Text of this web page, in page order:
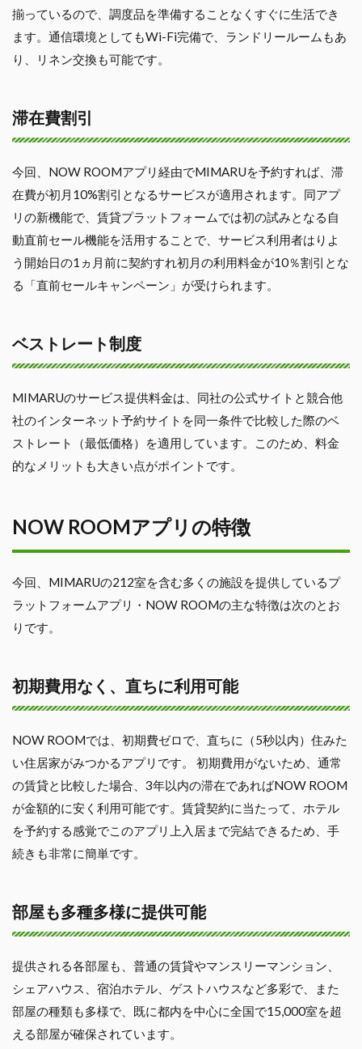
揃っているので、調度品を準備することなくすぐに生活でき
ます。通信環境としてもWi-Fi完備で、ランドリールームもあ
り、リネン交換も可能です。
滞在費割引
今回、NOW ROOMアプリ経由でMIMARUを予約すれば、滞
在費が初月10%割引となるサービスが適用されます。同アプ
リの新機能で、賃貸プラットフォームでは初の試みとなる自
動直前セール機能を活用することで、サービス利用者はりよ
う開始日の1ヵ月前に契約すれ初月の利用料金が10％割引とな
る「直前セールキャンペーン」が受けられます。
ベストレート制度
MIMARUのサービス提供料金は、同社の公式サイトと競合他
社のインターネット予約サイトを同一条件で比較した際のベ
ストレート（最低価格）を適用しています。このため、料金
的なメリットも大きい点がポイントです。
NOW ROOMアプリの特徴
今回、MIMARUの212室を含む多くの施設を提供しているプ
ラットフォームアプリ・NOW ROOMの主な特徴は次のとお
りです。
初期費用なく、直ちに利用可能
NOW ROOMでは、初期費ゼロで、直ちに（5秒以内）住みた
い住居家がみつかるアプリです。 初期費用がないため、通常
の賃貸と比較した場合、3年以内の滞在であればNOW ROOM
が金額的に安く利用可能です。賃貸契約に当たって、ホテル
を予約する感覚でこのアプリ上入居まで完結できるため、手
続きも非常に簡単です。
部屋も多種多様に提供可能
提供される各部屋も、普通の賃貸やマンスリーマンション、
シェアハウス、宿泊ホテル、ゲストハウスなど多彩で、また
部屋の種類も多様で、既に都内を中心に全国で15,000室を超
える部屋が確保されています。